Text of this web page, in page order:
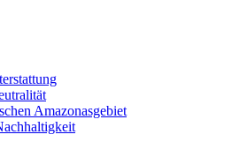
Amazonasgebiet